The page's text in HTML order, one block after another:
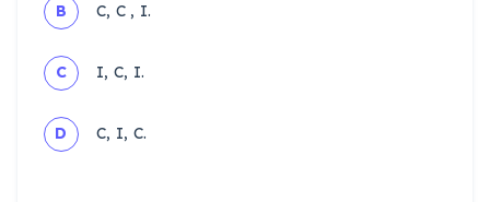
B C, C , I.
C I, C, I.
D C, I, C.